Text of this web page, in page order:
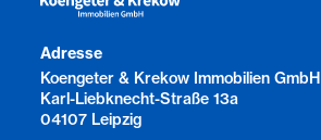
Adresse
Koengeter & Krekow Immobilien GmbH
Karl-Liebknecht-Straße 13a
04107 Leipzig